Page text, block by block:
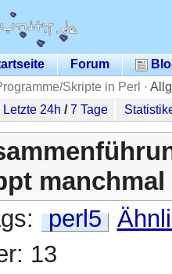
Forum
Skripte in Perl ·
Letzte 24h /7 Tage
perl5
13